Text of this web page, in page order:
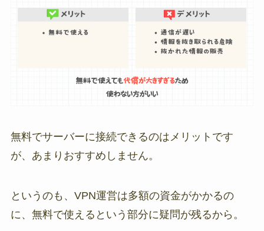
無料でサーバーに接続できるのはメリットです
が、あまりおすすめしません。
というのも、VPN運営は多額の資金がかかるの
に、無料で使えるという部分に疑問が残るから。